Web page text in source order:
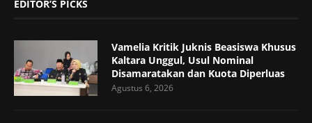
EDITOR’S PICKS
Vamelia Kritik Juknis Beasiswa Khusus
Kaltara Unggul, Usul Nominal
Disamaratakan dan Kuota Diperluas
Agustus 6, 2026